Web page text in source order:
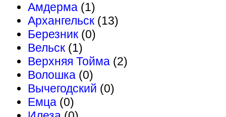
Амдерма (1)
Архангельск (13)
Березник (0)
Вельск (1)
Верхняя Тойма (2)
Волошка (0)
Вычегодский (0)
Емца (0)